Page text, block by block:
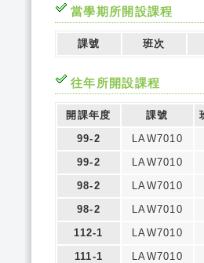
當學期所開設課程
課號 班次
往年所開設課程
開課年度 課號
99-2
LAW7010
99-2
LAW7010
98-2
LAW7010
98-2
LAW7010
112-1
LAW7010
111-1
LAW7010